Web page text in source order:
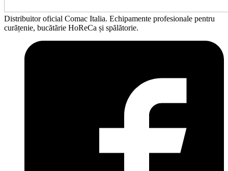
Distribuitor oficial Comac Italia. Echipamente profesionale pentru
curățenie, bucătărie HoReCa și spălătorie.